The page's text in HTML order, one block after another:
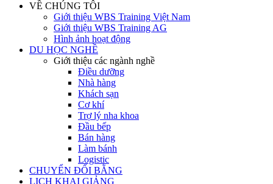
VỀ CHÚNG TÔI
Giới thiệu WBS Training Việt Nam
Giới thiệu WBS Training AG
Hình ảnh hoạt động
DU HỌC NGHỀ
Giới thiệu các ngành nghề
Điều dưỡng
Nhà hàng
Khách sạn
Cơ khí
Trợ lý nha khoa
Đầu bếp
Bán hàng
Làm bánh
Logistic
CHUYỂN ĐỔI BẰNG
LỊCH KHAI GIẢNG